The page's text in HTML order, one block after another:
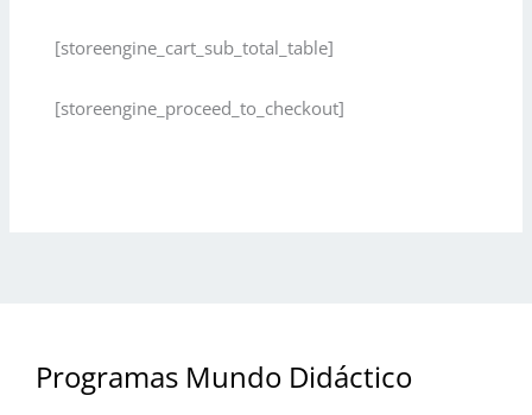
[storeengine_cart_sub_total_table]
[storeengine_proceed_to_checkout]
Programas Mundo Didáctico